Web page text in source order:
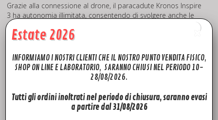
Grazie alla connessione al drone, il paracadute Kronos Inspire
3 ha autonomia illimitata, consentendo di svolgere anche le
missioni più lunghe. Con un peso di soli 450 grammi, è stato
inoltre progettato per essere il più leggero possibile,
sulle prestazioni di volo.
Autonomia illimitata
Tecnologia PARA² / 3ª generazione di calotte ultra-leggere
Installazione ultra-rapida
Facile da smontare e trasportare
Estate 2026
INFORMIAMO I NOSTRI CLIENTI CHE IL NOSTRO PUNTO VENDITA FISICO,
SHOP ON LINE E LABORATORIO, SARANNO CHIUSI NEL PERIODO 10-
28/08/2026.
Tutti gli ordini inoltrati nel periodo di chiusura, saranno evasi
a partire dal 31/08/2026